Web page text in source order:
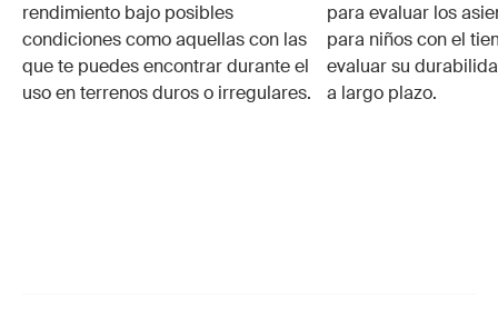
rendimiento bajo posibles
condiciones como aquellas con las
que te puedes encontrar durante el
uso en terrenos duros o irregulares.
para evaluar los
para niños con el
evaluar su
a largo plazo.